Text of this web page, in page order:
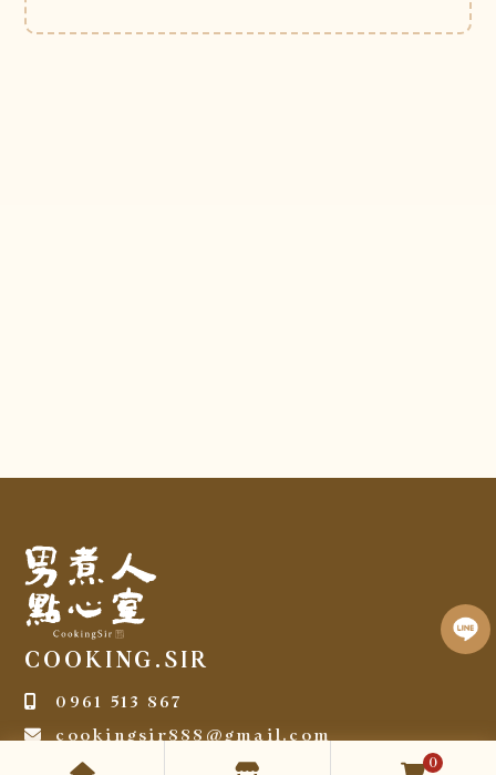
0
COOKING.SIR
0961 513 867
cookingsir888@gmail.com
Mon-Fri 09:00-12:00 / 13:00-18:00